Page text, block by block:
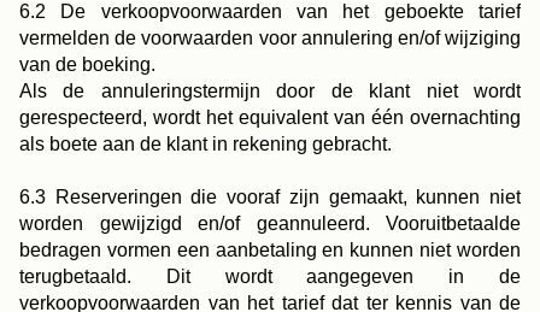
6.2 De verkoopvoorwaarden van het geboekte tarief
vermelden de voorwaarden voor annulering en/of wijziging
van de boeking.
Als de annuleringstermijn door de klant niet wordt
gerespecteerd, wordt het equivalent van één overnachting
als boete aan de klant in rekening gebracht.
6.3 Reserveringen die vooraf zijn gemaakt, kunnen niet
worden gewijzigd en/of geannuleerd. Vooruitbetaalde
bedragen vormen een aanbetaling en kunnen niet worden
terugbetaald. Dit wordt aangegeven in de
verkoopvoorwaarden van het tarief dat ter kennis van de